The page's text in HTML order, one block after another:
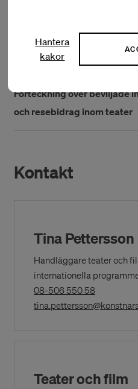
Förteckning över beviljade
och resebidrag inom film
Förteckning över beviljade
och resebidrag inom teater
Kontakt
Tina Pettersson
Handläggare teater och
internationella
08-506 550 58(Opens
in
Teater och film
Hantera
kakor